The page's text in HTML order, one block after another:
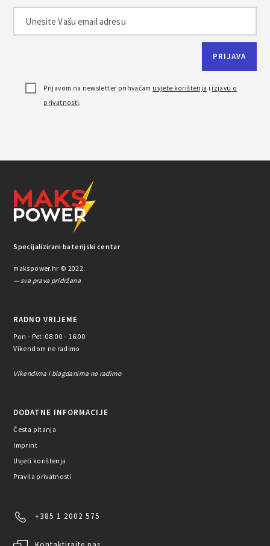
Prijavom na newsletter prihvaćam uvjete korištenja i izjavu o
privatnosti.
Specijalizirani baterijski centar
makspower.hr © 2022.
— sva prava pridržana
RADNO VRIJEME
Pon - Pet: 08:00 - 16:00
Vikendom ne radimo
Vikendima i blagdanima ne radimo
DODATNE INFORMACIJE
Česta pitanja
Imprint
Uvjeti korištenja
Pravila privatnosti
+385 1 2002 575